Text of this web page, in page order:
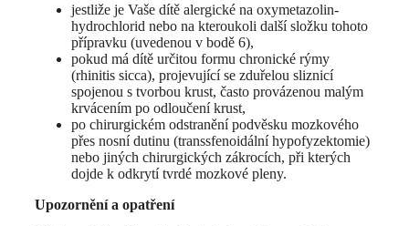
jestliže je Vaše dítě alergické na oxymetazolin-
hydrochlorid nebo na kteroukoli další složku tohoto
přípravku (uvedenou v bodě 6),
pokud má dítě určitou formu chronické rýmy
(rhinitis sicca), projevující se zduřelou sliznicí
spojenou s tvorbou krust, často provázenou malým
krvácením po odloučení krust,
po chirurgickém odstranění podvěsku mozkového
přes nosní dutinu (transsfenoidální hypofyzektomie)
nebo jiných chirurgických zákrocích, při kterých
dojde k odkrytí tvrdé mozkové pleny.
Upozornění a opatření